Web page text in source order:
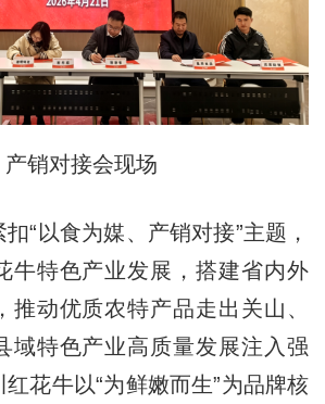
产销对接会现场
以食为媒、产销对接”主题，
牛特色产业发展，搭建省内外
推动优质农特产品走出关山、
域特色产业高质量发展注入强
花牛以“为鲜嫩而生”为品牌核